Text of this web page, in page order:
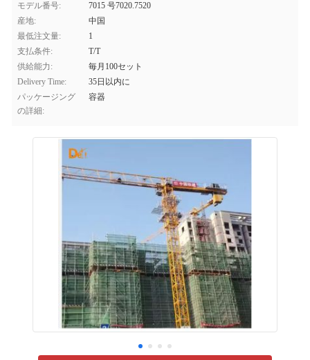
モデル番号:
7015 号7020.7520
産地:
中国
最低注文量:
1
支払条件:
T/T
供給能力:
毎月100セット
Delivery Time:
35日以内に
パッケージング
の詳細:
容器